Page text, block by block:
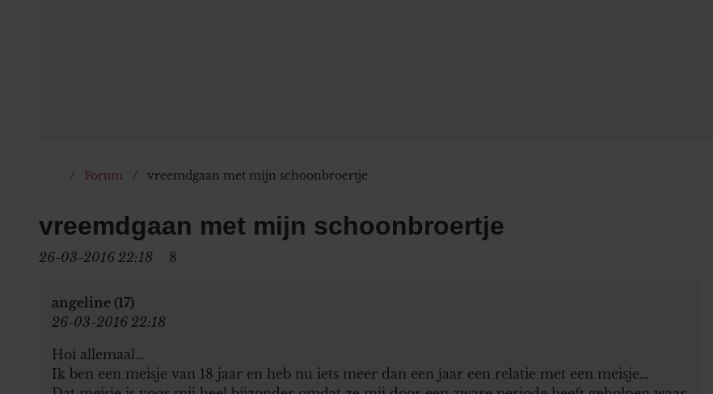
Forum vreemdgaan met mijn schoonbroertje
vreemdgaan met mijn schoonbroertje
26-03-2016 22:18 8
angeline (17)
26-03-2016 22:18
Hoi allemaal…
Ik ben een meisje van 18 jaar en heb nu iets meer dan een jaar een relatie met een meisje…